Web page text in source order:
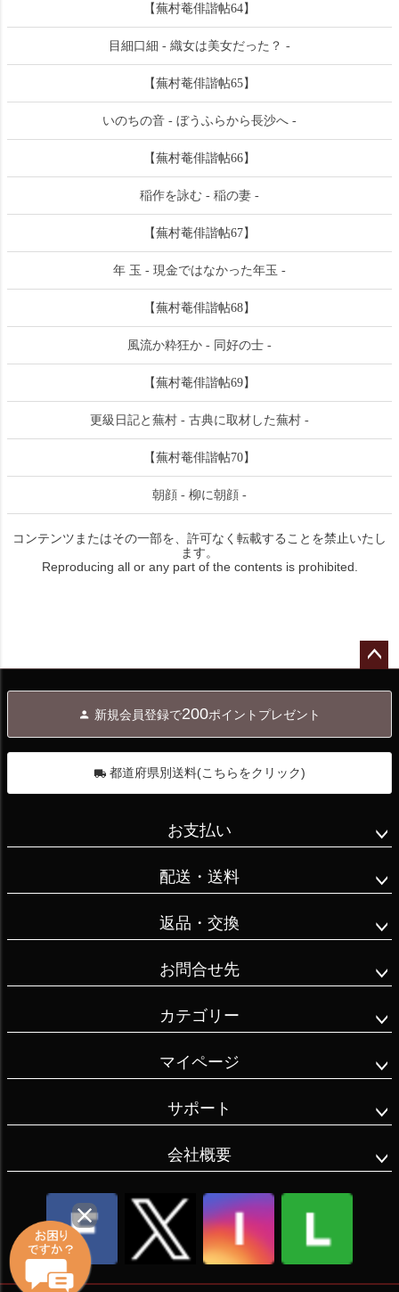
【蕪村菴俳諧帖64】
目細口細 - 織女は美女だった？ -
【蕪村菴俳諧帖65】
いのちの音 - ぼうふらから長沙へ -
【蕪村菴俳諧帖66】
稲作を詠む - 稲の妻 -
【蕪村菴俳諧帖67】
年 玉 - 現金ではなかった年玉 -
【蕪村菴俳諧帖68】
風流か粋狂か - 同好の士 -
【蕪村菴俳諧帖69】
更級日記と蕪村 - 古典に取材した蕪村 -
【蕪村菴俳諧帖70】
朝顔 - 柳に朝顔 -
コンテンツまたはその一部を、許可なく転載することを禁止いたし
ます。
Reproducing all or any part of the contents is prohibited.
へ
新規会員登録で200ポイントプレゼント
都道府県別送料(こちらをクリック)
お支払い
配送・送料
返品・交換
お問合せ先
カテゴリー
マイページ
サポート
会社概要